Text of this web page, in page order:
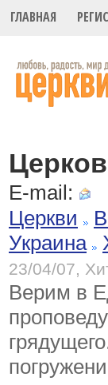
ГЛАВНАЯ
E-mail:
Церкви
Украина
23/04/07,
Верим в